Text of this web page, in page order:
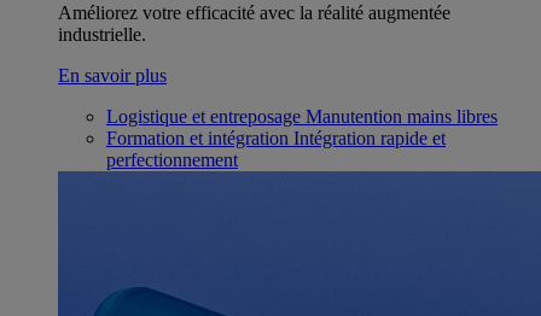
Améliorez votre efficacité avec la réalité augmentée
industrielle.
En savoir plus
Logistique et entreposage Manutention mains libres
Formation et intégration Intégration rapide et
perfectionnement